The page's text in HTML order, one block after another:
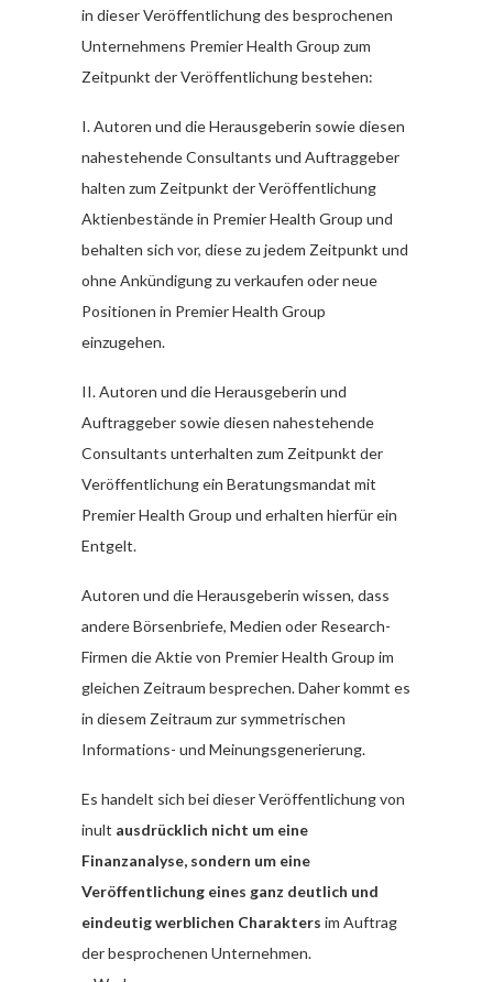
in dieser Veröffentlichung des besprochenen
Unternehmens Premier Health Group zum
Zeitpunkt der Veröffentlichung bestehen:
I. Autoren und die Herausgeberin sowie diesen
nahestehende Consultants und Auftraggeber
halten zum Zeitpunkt der Veröffentlichung
Aktienbestände in Premier Health Group und
behalten sich vor, diese zu jedem Zeitpunkt und
ohne Ankündigung zu verkaufen oder neue
Positionen in Premier Health Group
einzugehen.
II. Autoren und die Herausgeberin und
Auftraggeber sowie diesen nahestehende
Consultants unterhalten zum Zeitpunkt der
Veröffentlichung ein Beratungsmandat mit
Premier Health Group und erhalten hierfür ein
Entgelt.
Autoren und die Herausgeberin wissen, dass
andere Börsenbriefe, Medien oder Research-
Firmen die Aktie von Premier Health Group im
gleichen Zeitraum besprechen. Daher kommt es
in diesem Zeitraum zur symmetrischen
Informations- und Meinungsgenerierung.
Es handelt sich bei dieser Veröffentlichung von
inult ausdrücklich nicht um eine
Finanzanalyse, sondern um eine
Veröffentlichung eines ganz deutlich und
eindeutig werblichen Charakters im Auftrag
der besprochenen Unternehmen.